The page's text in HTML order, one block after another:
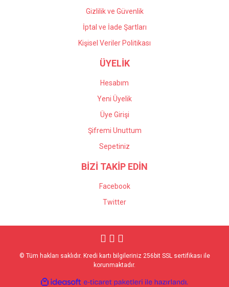
Gizlilik ve Güvenlik
İptal ve İade Şartları
Kişisel Veriler Politikası
ÜYELİK
Hesabım
Yeni Üyelik
Üye Girişi
Şifremi Unuttum
Sepetiniz
BİZİ TAKİP EDİN
Facebook
Twitter
© Tüm hakları saklıdır. Kredi kartı bilgileriniz 256bit SSL sertifikası ile
korunmaktadır.
ideasoft e-